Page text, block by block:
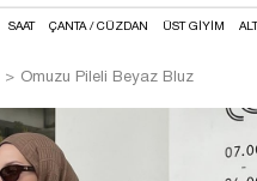
SAAT ÇANTA / CÜZDAN ÜST GİYİM
Omuzu Pileli Beyaz Bluz